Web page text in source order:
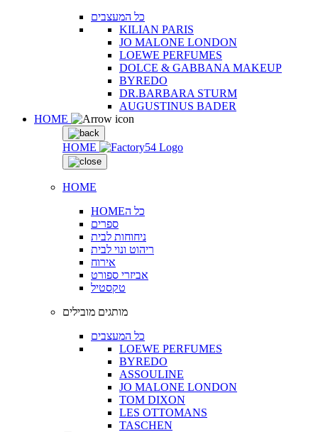
כל המעצבים
KILIAN PARIS
JO MALONE LONDON
LOEWE PERFUMES
DOLCE & GABBANA MAKEUP
BYREDO
DR.BARBARA STURM
AUGUSTINUS BADER
HOME
HOME
HOME
HOMEכל ה
ספרים
ניחוחות לבית
ריהוט ונוי לבית
אירוח
אביזרי ספורט
טקסטיל
מותגים מובילים
כל המעצבים
LOEWE PERFUMES
BYREDO
ASSOULINE
JO MALONE LONDON
TOM DIXON
LES OTTOMANS
TASCHEN